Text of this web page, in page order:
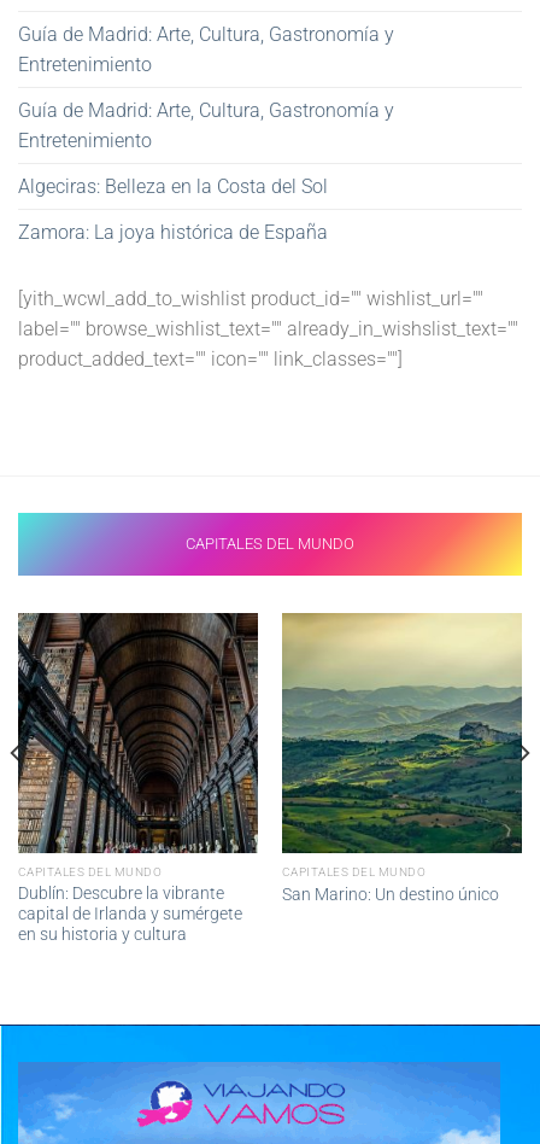
Guía de Madrid: Arte, Cultura, Gastronomía y
Entretenimiento
Guía de Madrid: Arte, Cultura, Gastronomía y
Entretenimiento
Algeciras: Belleza en la Costa del Sol
Zamora: La joya histórica de España
[yith_wcwl_add_to_wishlist product_id="" wishlist_url=""
label="" browse_wishlist_text="" already_in_wishslist_text=""
product_added_text="" icon="" link_classes=""]
CAPITALES DEL MUNDO
CAPITALES DEL MUNDO
Dublín: Descubre la vibrante
capital de Irlanda y sumérgete
en su historia y cultura
CAPITALES DEL MUNDO
San Marino: Un destino único